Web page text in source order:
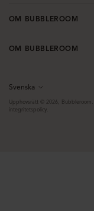
OM BUBBLEROOM
OM BUBBLEROOM
Språk
Svenska
Upphovsrätt © 2026, Bubbleroom
integritetspolicy.